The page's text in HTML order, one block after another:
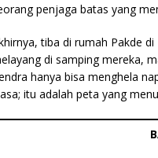
penjaga batas yang
tiba di rumah Pakde
di samping mereka,
hanya bisa menghela
itu adalah peta yang